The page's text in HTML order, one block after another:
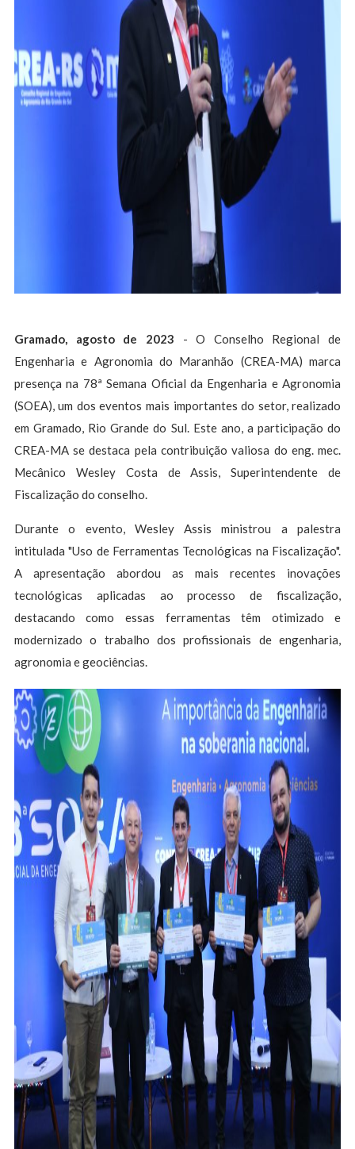
Gramado, agosto de 2023 - O Conselho Regional de
Engenharia e Agronomia do Maranhão (CREA-MA) marca
presença na 78ª Semana Oficial da Engenharia e Agronomia
(SOEA), um dos eventos mais importantes do setor, realizado
em Gramado, Rio Grande do Sul. Este ano, a participação do
CREA-MA se destaca pela contribuição valiosa do eng. mec.
Mecânico Wesley Costa de Assis, Superintendente de
Fiscalização do conselho.
Durante o evento, Wesley Assis ministrou a palestra
intitulada "Uso de Ferramentas Tecnológicas na Fiscalização".
A apresentação abordou as mais recentes inovações
tecnológicas aplicadas ao processo de fiscalização,
destacando como essas ferramentas têm otimizado e
modernizado o trabalho dos profissionais de engenharia,
agronomia e geociências.